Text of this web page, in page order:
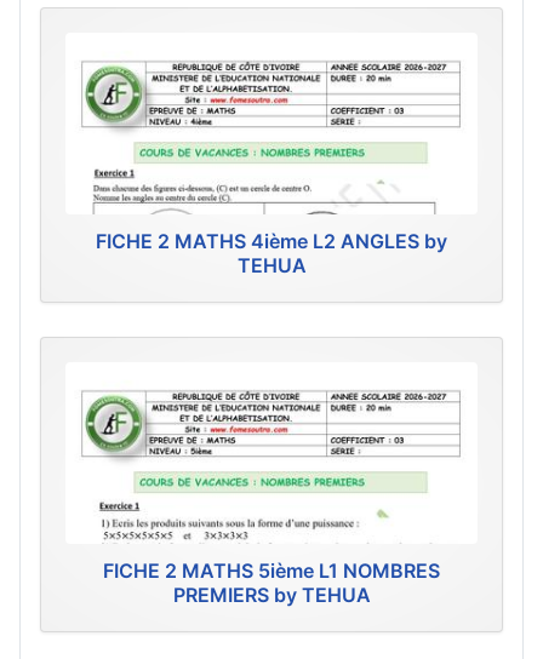
FICHE 2 MATHS 4ième L2 ANGLES by
TEHUA
FICHE 2 MATHS 5ième L1 NOMBRES
PREMIERS by TEHUA